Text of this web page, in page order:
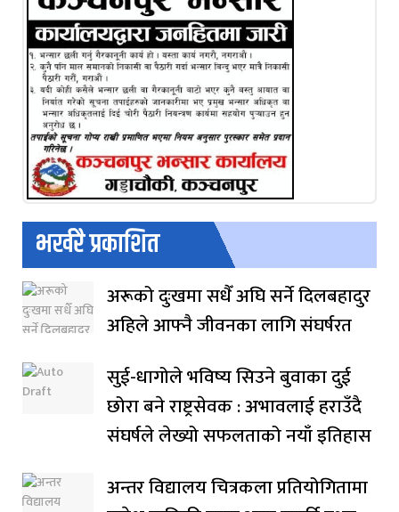
भर्खरै प्रकाशित
अरूको दुःखमा सधैँ अघि सर्ने दिलबहादुर
अहिले आफ्नै जीवनका लागि संघर्षरत
सुई-धागोले भविष्य सिउने बुवाका दुई
छोरा बने राष्ट्रसेवक : अभावलाई हराउँदै
संघर्षले लेख्यो सफलताको नयाँ इतिहास
अन्तर विद्यालय चित्रकला प्रतियोगितामा